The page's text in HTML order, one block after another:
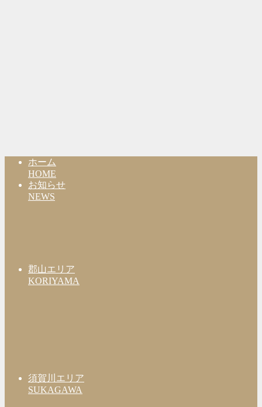
ホーム
HOME
お知らせ
NEWS
郡山エリア
KORIYAMA
須賀川エリア
SUKAGAWA